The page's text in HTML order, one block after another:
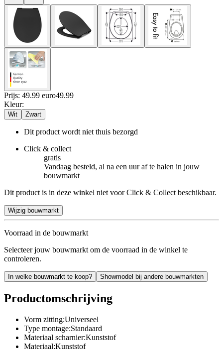
Prijs: 49.99 euro49.99
Kleur:
Wit Zwart
Dit product wordt niet thuis bezorgd
Click & collect
gratis
Vandaag besteld, al na een uur af te halen in jouw
bouwmarkt
Dit product is in deze winkel niet voor Click & Collect beschikbaar.
Wijzig bouwmarkt
Voorraad in de bouwmarkt
Selecteer jouw bouwmarkt om de voorraad in de winkel te
controleren.
In welke bouwmarkt te koop? Showmodel bij andere bouwmarkten
Productomschrijving
Vorm zitting:Universeel
Type montage:Standaard
Materiaal scharnier:Kunststof
Materiaal:Kunststof